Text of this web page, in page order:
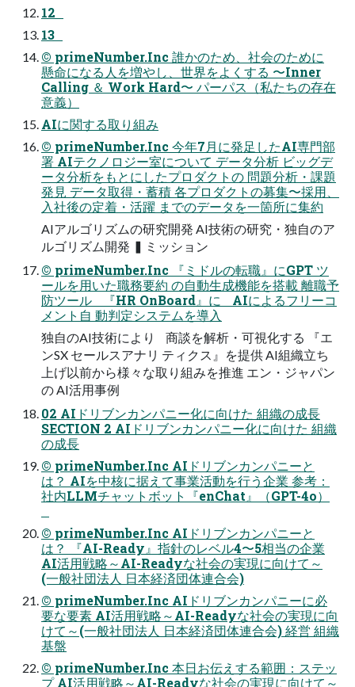
12
13
© primeNumber.Inc 誰かのため、社会のために
懸命になる人を増やし、世界をよくする 〜Inner
Calling ＆ Work Hard〜 パーパス（私たちの存在
意義）
AIに関する取り組み
© primeNumber.Inc 今年7月に発足したAI専門部
署 AIテクノロジー室について データ分析 ビッグデ
ータ分析をもとにしたプロダクトの 問題分析・課題
発見 データ取得・蓄積 各プロダクトの募集〜採用、
入社後の定着・活躍 までのデータを一箇所に集約
AIアルゴリズムの研究開発 AI技術の研究・独自のア
ルゴリズム開発 ▍ミッション
© primeNumber.Inc 『ミドルの転職』にGPT ツ
ールを用いた職務要約 の自動生成機能を搭載 離職予
防ツール 『HR OnBoard』に AIによるフリーコ
メント自 動判定システムを導入
独自のAI技術により 商談を解析・可視化する 『エ
ンSX セールスアナリ ティクス』を提供 AI組織立ち
上げ以前から様々な取り組みを推進 エン・ジャパン
の AI活用事例
02 AIドリブンカンパニー化に向けた 組織の成長
SECTION 2 AIドリブンカンパニー化に向けた 組織
の成長
© primeNumber.Inc AIドリブンカンパニーと
は？ AIを中核に据えて事業活動を行う企業 参考：
社内LLMチャットボット『enChat』（GPT-4o）
© primeNumber.Inc AIドリブンカンパニーと
は？ 『AI-Ready』指針のレベル4〜5相当の企業
AI活用戦略～AI-Readyな社会の実現に向けて～
(一般社団法人 日本経済団体連合会)
© primeNumber.Inc AIドリブンカンパニーに必
要な要素 AI活用戦略～AI-Readyな社会の実現に向
けて～(一般社団法人 日本経済団体連合会) 経営 組織
基盤
© primeNumber.Inc 本日お伝えする範囲：ステッ
プ AI活用戦略～AI-Readyな社会の実現に向けて～